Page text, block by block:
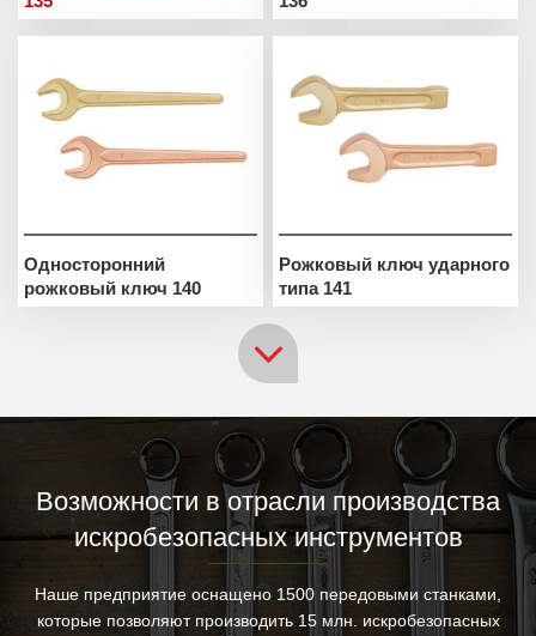
Односторонний
рожковый ключ 140
Рожковый ключ ударного
типа 141
Возможности в отрасли производства
искробезопасных инструментов
Наше предприятие оснащено 1500 передовыми станками,
которые позволяют производить 15 млн. искробезопасных